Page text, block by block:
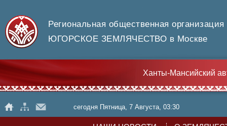
Региональная общественная организация
ЮГОРСКОЕ ЗЕМЛЯЧЕСТВО в Москве
Ханты-Мансийский
сегодня Пятница, 7 Августа, 03:30